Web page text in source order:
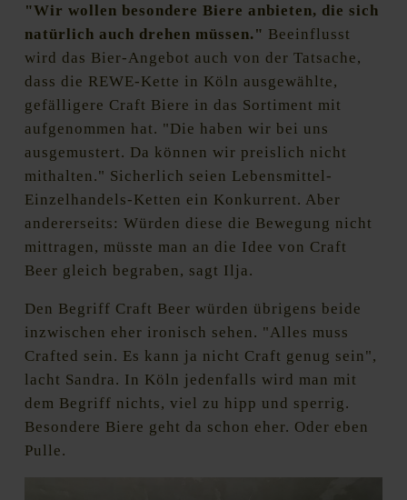
"Wir wollen besondere Biere anbieten, die sich
natürlich auch drehen müssen." Beeinflusst
wird das Bier-Angebot auch von der Tatsache,
dass die REWE-Kette in Köln ausgewählte,
gefälligere Craft Biere in das Sortiment mit
aufgenommen hat. "Die haben wir bei uns
ausgemustert. Da können wir preislich nicht
mithalten." Sicherlich seien Lebensmittel-
Einzelhandels-Ketten ein Konkurrent. Aber
andererseits: Würden diese die Bewegung nicht
mittragen, müsste man an die Idee von Craft
Beer gleich begraben, sagt Ilja.
Den Begriff Craft Beer würden übrigens beide
inzwischen eher ironisch sehen. "Alles muss
Crafted sein. Es kann ja nicht Craft genug sein",
lacht Sandra. In Köln jedenfalls wird man mit
dem Begriff nichts, viel zu hipp und sperrig.
Besondere Biere geht da schon eher. Oder eben
Pulle.